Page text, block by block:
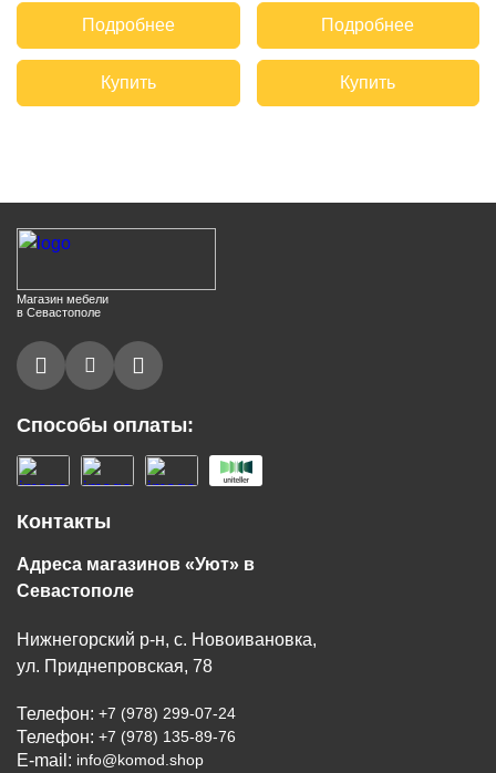
Подробнее
Купить
Подробнее
Купить
Магазин мебели
в Севастополе
Способы оплаты:
Контакты
Адреса магазинов «Уют» в
Севастополе
Нижнегорский р-н, с. Новоивановка,
ул. Приднепровская, 78
Телефон: +7 (978) 299-07-24
Телефон: +7 (978) 135-89-76
E-mail: info@komod.shop